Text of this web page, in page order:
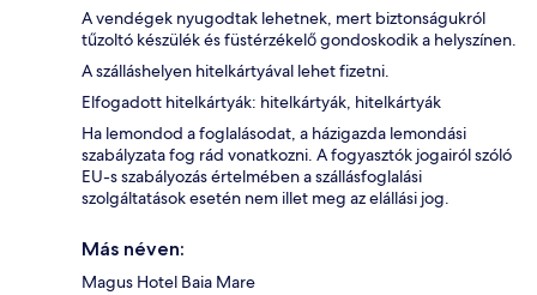
A vendégek nyugodtak lehetnek, mert biztonságukról
tűzoltó készülék és füstérzékelő gondoskodik a helyszínen.
A szálláshelyen hitelkártyával lehet fizetni.
Elfogadott hitelkártyák: hitelkártyák, hitelkártyák
Ha lemondod a foglalásodat, a házigazda lemondási
szabályzata fog rád vonatkozni. A fogyasztók jogairól szóló
EU-s szabályozás értelmében a szállásfoglalási
szolgáltatások esetén nem illet meg az elállási jog.
Más néven:
Magus Hotel Baia Mare